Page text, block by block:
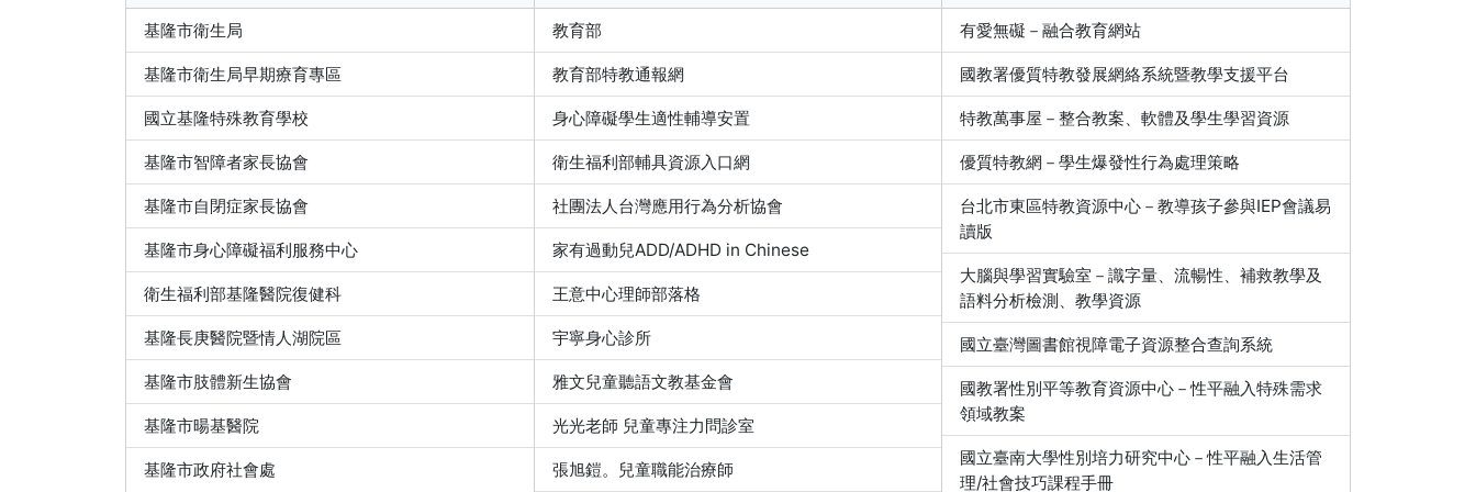
基隆市衛生局
基隆市衛生局早期療育專區
國立基隆特殊教育學校
基隆市智障者家長協會
基隆市自閉症家長協會
基隆市身心障礙福利服務中心
衛生福利部基隆醫院復健科
基隆長庚醫院暨情人湖院區
基隆市肢體新生協會
基隆市暘基醫院
基隆市政府社會處
教育部
教育部特教通報網
身心障礙學生適性輔導安置
衛生福利部輔具資源入口網
社團法人台灣應用行為分析協會
家有過動兒ADD/ADHD in Chinese
王意中心理師部落格
宇寧身心診所
雅文兒童聽語文教基金會
光光老師 兒童專注力問診室
張旭鎧。兒童職能治療師
有愛無礙－融合教育網站
國教署優質特教發展網絡系統暨教學支援平台
特教萬事屋－整合教案、軟體及學生學習資源
優質特教網－學生爆發性行為處理策略
台北市東區特教資源中心－教導孩子參與IEP會議易
讀版
大腦與學習實驗室－識字量、流暢性、補救教學及
語料分析檢測、教學資源
國立臺灣圖書館視障電子資源整合查詢系統
國教署性別平等教育資源中心－性平融入特殊需求
領域教案
國立臺南大學性別培力研究中心－性平融入生活管
理/社會技巧課程手冊